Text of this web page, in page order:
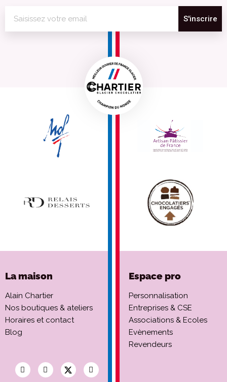
S'inscrire
La maison
Alain Chartier
Nos boutiques & ateliers
Horaires et contact
Blog
Espace pro
Personnalisation
Entreprises & CSE
Associations & Ecoles
Evènements
Revendeurs